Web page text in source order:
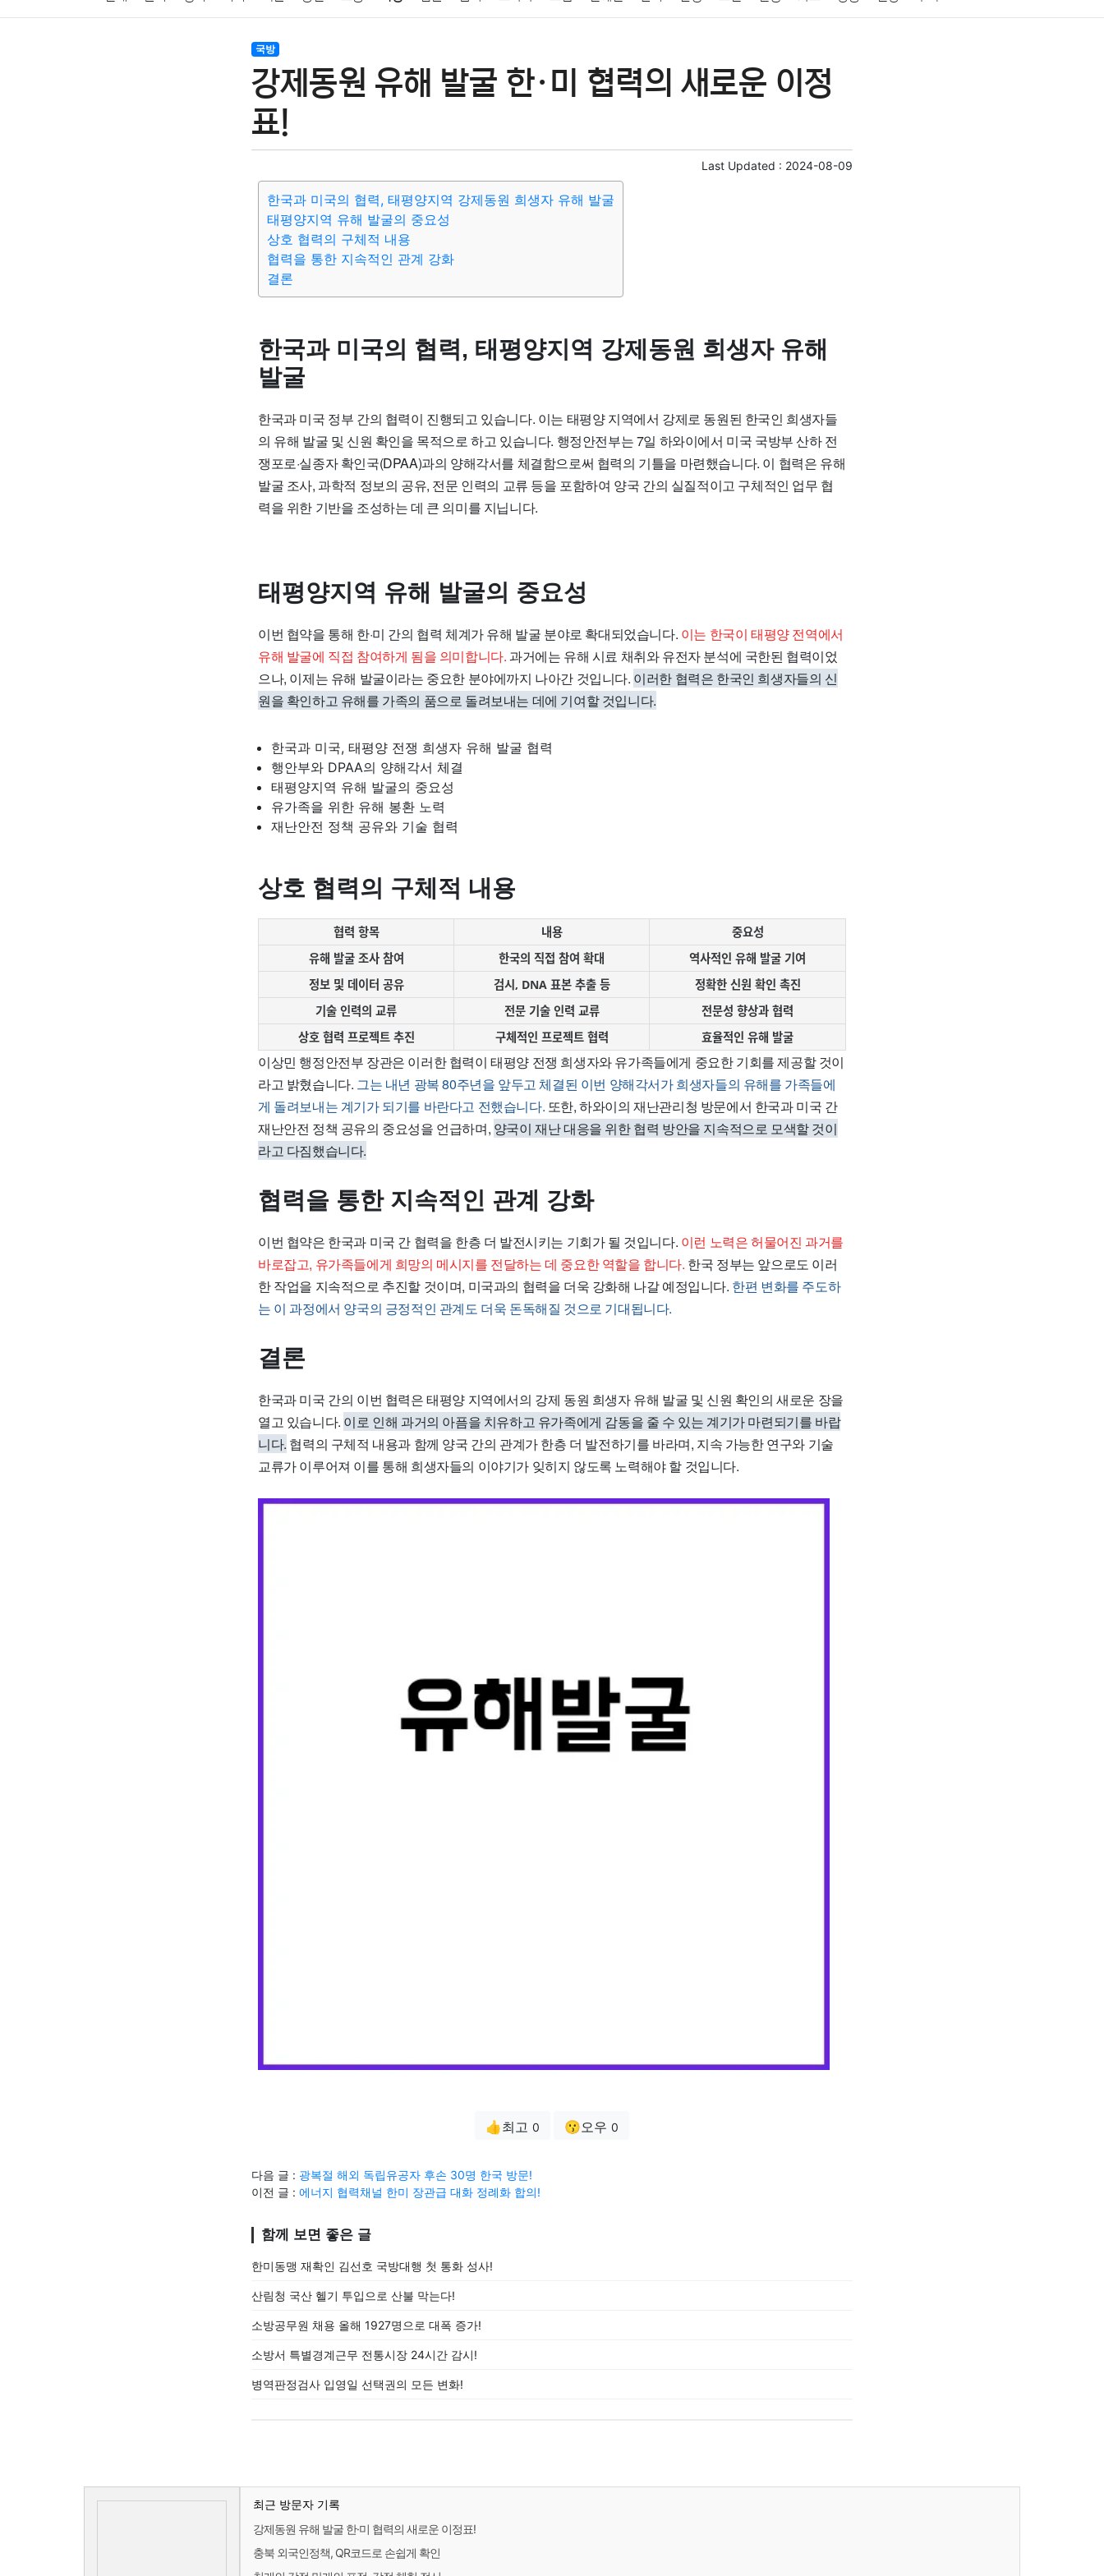
결혼 육아
기술 종교 사회 정치 건강 의료 의학 경제 마케팅 부동산 외국어 교육 교통 생활
국방
강제동원 유해 발굴 한·미 협력의 새로운 이정
표!
Last Updated : 2024-08-09
한국과 미국의 협력, 태평양지역 강제동원 희생자 유해 발굴
태평양지역 유해 발굴의 중요성
상호 협력의 구체적 내용
협력을 통한 지속적인 관계 강화
결론
한국과 미국의 협력, 태평양지역 강제동원 희생자 유해
발굴
한국과 미국 정부 간의 협력이 진행되고 있습니다. 이는 태평양 지역에서 강제로 동원된 한국인 희생자들
의 유해 발굴 및 신원 확인을 목적으로 하고 있습니다. 행정안전부는 7일 하와이에서 미국 국방부 산하 전
쟁포로·실종자 확인국(DPAA)과의 양해각서를 체결함으로써 협력의 기틀을 마련했습니다. 이 협력은 유해
발굴 조사, 과학적 정보의 공유, 전문 인력의 교류 등을 포함하여 양국 간의 실질적이고 구체적인 업무 협
력을 위한 기반을 조성하는 데 큰 의미를 지닙니다.
태평양지역 유해 발굴의 중요성
이번 협약을 통해 한·미 간의 협력 체계가 유해 발굴 분야로 확대되었습니다. 이는 한국이 태평양 전역에서
유해 발굴에 직접 참여하게 됨을 의미합니다. 과거에는 유해 시료 채취와 유전자 분석에 국한된 협력이었
으나, 이제는 유해 발굴이라는 중요한 분야에까지 나아간 것입니다. 이러한 협력은 한국인 희생자들의 신
원을 확인하고 유해를 가족의 품으로 돌려보내는 데에 기여할 것입니다.
한국과 미국, 태평양 전쟁 희생자 유해 발굴 협력
행안부와 DPAA의 양해각서 체결
태평양지역 유해 발굴의 중요성
유가족을 위한 유해 봉환 노력
재난안전 정책 공유와 기술 협력
상호 협력의 구체적 내용
협력 항목 내용
중요성
유해 발굴 조사 참여
한국의 직접 참여 확대
역사적인 유해 발굴 기여
정보 및 데이터 공유
검시, DNA 표본 추출 등
정확한 신원 확인 촉진
기술 인력의 교류
전문 기술 인력 교류
전문성 향상과 협력
상호 협력 프로젝트 추진
구체적인 프로젝트 협력 효율적인 유해 발굴
이상민 행정안전부 장관은 이러한 협력이 태평양 전쟁 희생자와 유가족들에게 중요한 기회를 제공할 것이
라고 밝혔습니다. 그는 내년 광복 80주년을 앞두고 체결된 이번 양해각서가 희생자들의 유해를 가족들에
게 돌려보내는 계기가 되기를 바란다고 전했습니다. 또한, 하와이의 재난관리청 방문에서 한국과 미국 간
재난안전 정책 공유의 중요성을 언급하며, 양국이 재난 대응을 위한 협력 방안을 지속적으로 모색할 것이
라고 다짐했습니다.
협력을 통한 지속적인 관계 강화
이번 협약은 한국과 미국 간 협력을 한층 더 발전시키는 기회가 될 것입니다. 이런 노력은 허물어진 과거를
바로잡고, 유가족들에게 희망의 메시지를 전달하는 데 중요한 역할을 합니다. 한국 정부는 앞으로도 이러
한 작업을 지속적으로 추진할 것이며, 미국과의 협력을 더욱 강화해 나갈 예정입니다. 한편 변화를 주도하
는 이 과정에서 양국의 긍정적인 관계도 더욱 돈독해질 것으로 기대됩니다.
결론
한국과 미국 간의 이번 협력은 태평양 지역에서의 강제 동원 희생자 유해 발굴 및 신원 확인의 새로운 장을
열고 있습니다. 이로 인해 과거의 아픔을 치유하고 유가족에게 감동을 줄 수 있는 계기가 마련되기를 바랍
니다. 협력의 구체적 내용과 함께 양국 간의 관계가 한층 더 발전하기를 바라며, 지속 가능한 연구와 기술
교류가 이루어져 이를 통해 희생자들의 이야기가 잊히지 않도록 노력해야 할 것입니다.
👍최고 0 😗오우 0
다음 글 : 광복절 해외 독립유공자 후손 30명 한국 방문!
이전 글 : 에너지 협력채널 한미 장관급 대화 정례화 합의!
함께 보면 좋은 글
한미동맹 재확인 김선호 국방대행 첫 통화 성사!
산림청 국산 헬기 투입으로 산불 막는다!
소방공무원 채용 올해 1927명으로 대폭 증가!
소방서 특별경계근무 전통시장 24시간 감시!
병역판정검사 입영일 선택권의 모든 변화!
최근 방문자 기록
강제동원 유해 발굴 한·미 협력의 새로운 이정표!
충북 외국인정책, QR코드로 손쉽게 확인